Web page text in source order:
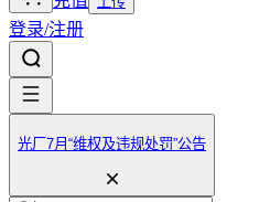
登录/注册
光厂7月“维权及违规处罚”公告